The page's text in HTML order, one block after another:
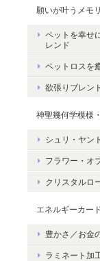
ありがとうござい
ながら 絵と共に待
願いが叶うメモ
ペットを幸せ
レンド
ペットロスを
欲張りブレン
神聖幾何学模様
シュリ・ヤン
フラワー・オ
クリスタルロ
エネルギーカー
豊かさ／お金
ラミネート加